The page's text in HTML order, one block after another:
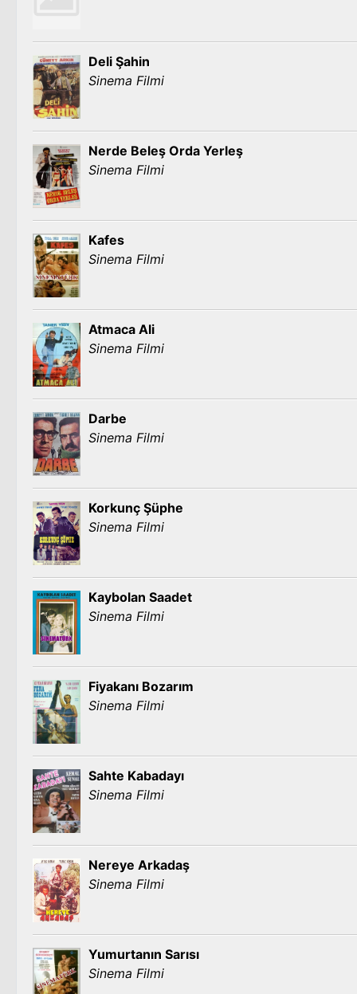
Deli Şahin
Sinema Filmi
Nerde Beleş Orda Yerleş
Sinema Filmi
Kafes
Sinema Filmi
Atmaca Ali
Sinema Filmi
Darbe
Sinema Filmi
Korkunç Şüphe
Sinema Filmi
Kaybolan Saadet
Sinema Filmi
Fiyakanı Bozarım
Sinema Filmi
Sahte Kabadayı
Sinema Filmi
Nereye Arkadaş
Sinema Filmi
Yumurtanın Sarısı
Sinema Filmi